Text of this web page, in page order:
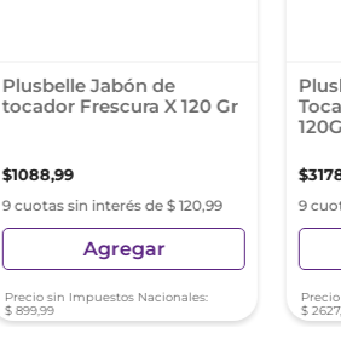
Plusbelle Jabón de
tocador Frescura X 120 Gr
$1088,99
9 cuotas sin interés de $ 120,99
Agregar
Precio sin Impuestos Nacionales:
$ 899,99
$
9
$ 2627,